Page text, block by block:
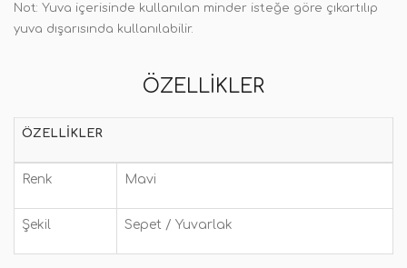
Not: Yuva içerisinde kullanılan minder isteğe göre çıkartılıp
yuva dışarısında kullanılabilir.
ÖZELLIKLER
ÖZELLIKLER
Renk Mavi
Şekil Sepet / Yuvarlak